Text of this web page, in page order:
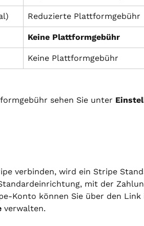
Reduzierte Plattformgebühr
Keine Plattformgebühr
Keine Plattformgebühr
sehen Sie unter
verbinden, wird ein Stripe
mit der
Konto können Sie über den Link
verwalten.